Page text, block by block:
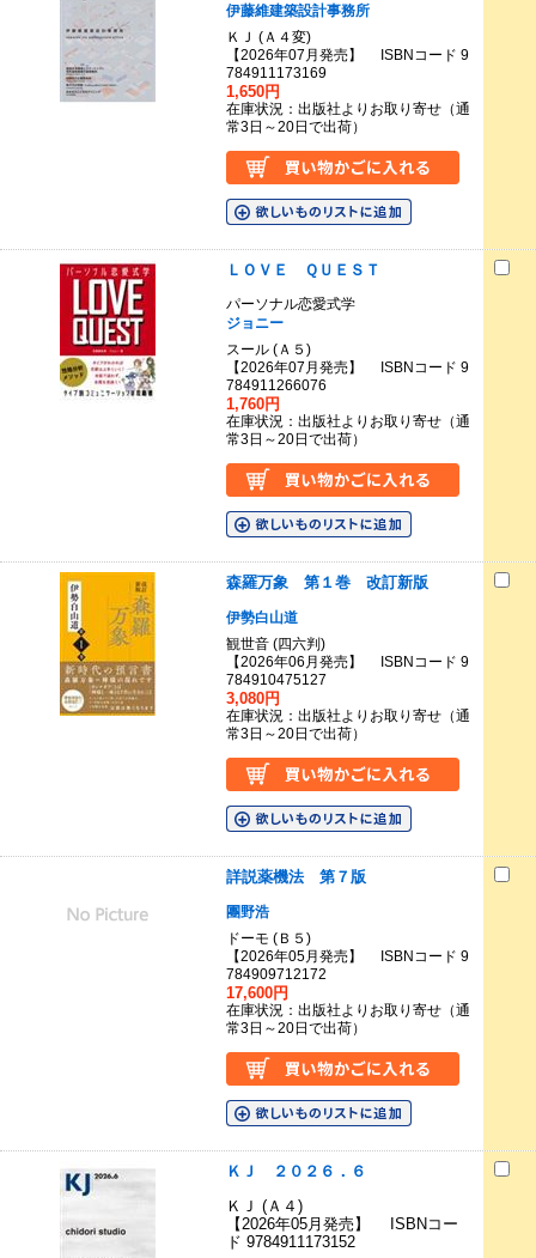
伊藤維建築設計事務所
ＫＪ (Ａ４変)
【2026年07月発売】 ISBNコード 9
784911173169
1,650円
在庫状況：出版社よりお取り寄せ（通
常3日～20日で出荷）
ＬＯＶＥ ＱＵＥＳＴ
パーソナル恋愛式学
ジョニー
スール (Ａ５)
【2026年07月発売】 ISBNコード 9
784911266076
1,760円
在庫状況：出版社よりお取り寄せ（通
常3日～20日で出荷）
森羅万象 第１巻 改訂新版
伊勢白山道
観世音 (四六判)
【2026年06月発売】 ISBNコード 9
784910475127
3,080円
在庫状況：出版社よりお取り寄せ（通
常3日～20日で出荷）
詳説薬機法 第７版
團野浩
ドーモ (Ｂ５)
【2026年05月発売】 ISBNコード 9
784909712172
17,600円
在庫状況：出版社よりお取り寄せ（通
常3日～20日で出荷）
ＫＪ ２０２６．６
ＫＪ (Ａ４)
【2026年05月発売】 ISBNコー
ド 9784911173152